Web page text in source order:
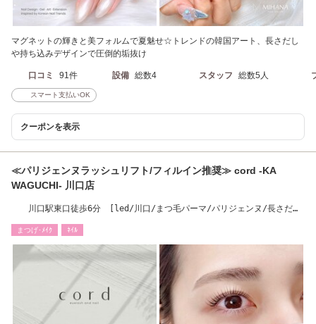
マグネットの輝きと美フォルムで夏魅せ☆トレンドの韓国アート、長さだし
や持ち込みデザインで圧倒的垢抜け
口コミ 91件 設備 総数4 スタッフ 総数5人
スマート支払いOK
クーポンを表示
≪パリジェンヌラッシュリフト/フィルイン推奨≫ cord -KA
WAGUCHI- 川口店
川口駅東口徒歩6分 [led/川口/まつ毛パーマ/パリジェンヌ/長さだ
まつげ･ﾒｲｸ ﾈｲﾙ